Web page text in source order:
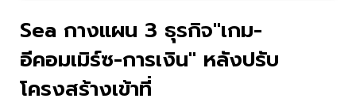
Sea กางแผน 3 ธุรกิจ"เกม-
อีคอมเมิร์ซ-การเงิน" หลังปรับ
โครงสร้างเข้าที่